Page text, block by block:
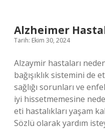
Alzheimer
Tarih: Ekim 30, 2024
Alzaymir hastaları
bağışıklık sistemini de
sağlığı sorunları ve
iyi hissetmemesine
eti hastalıkları yaşam
Sözlü olarak yardım